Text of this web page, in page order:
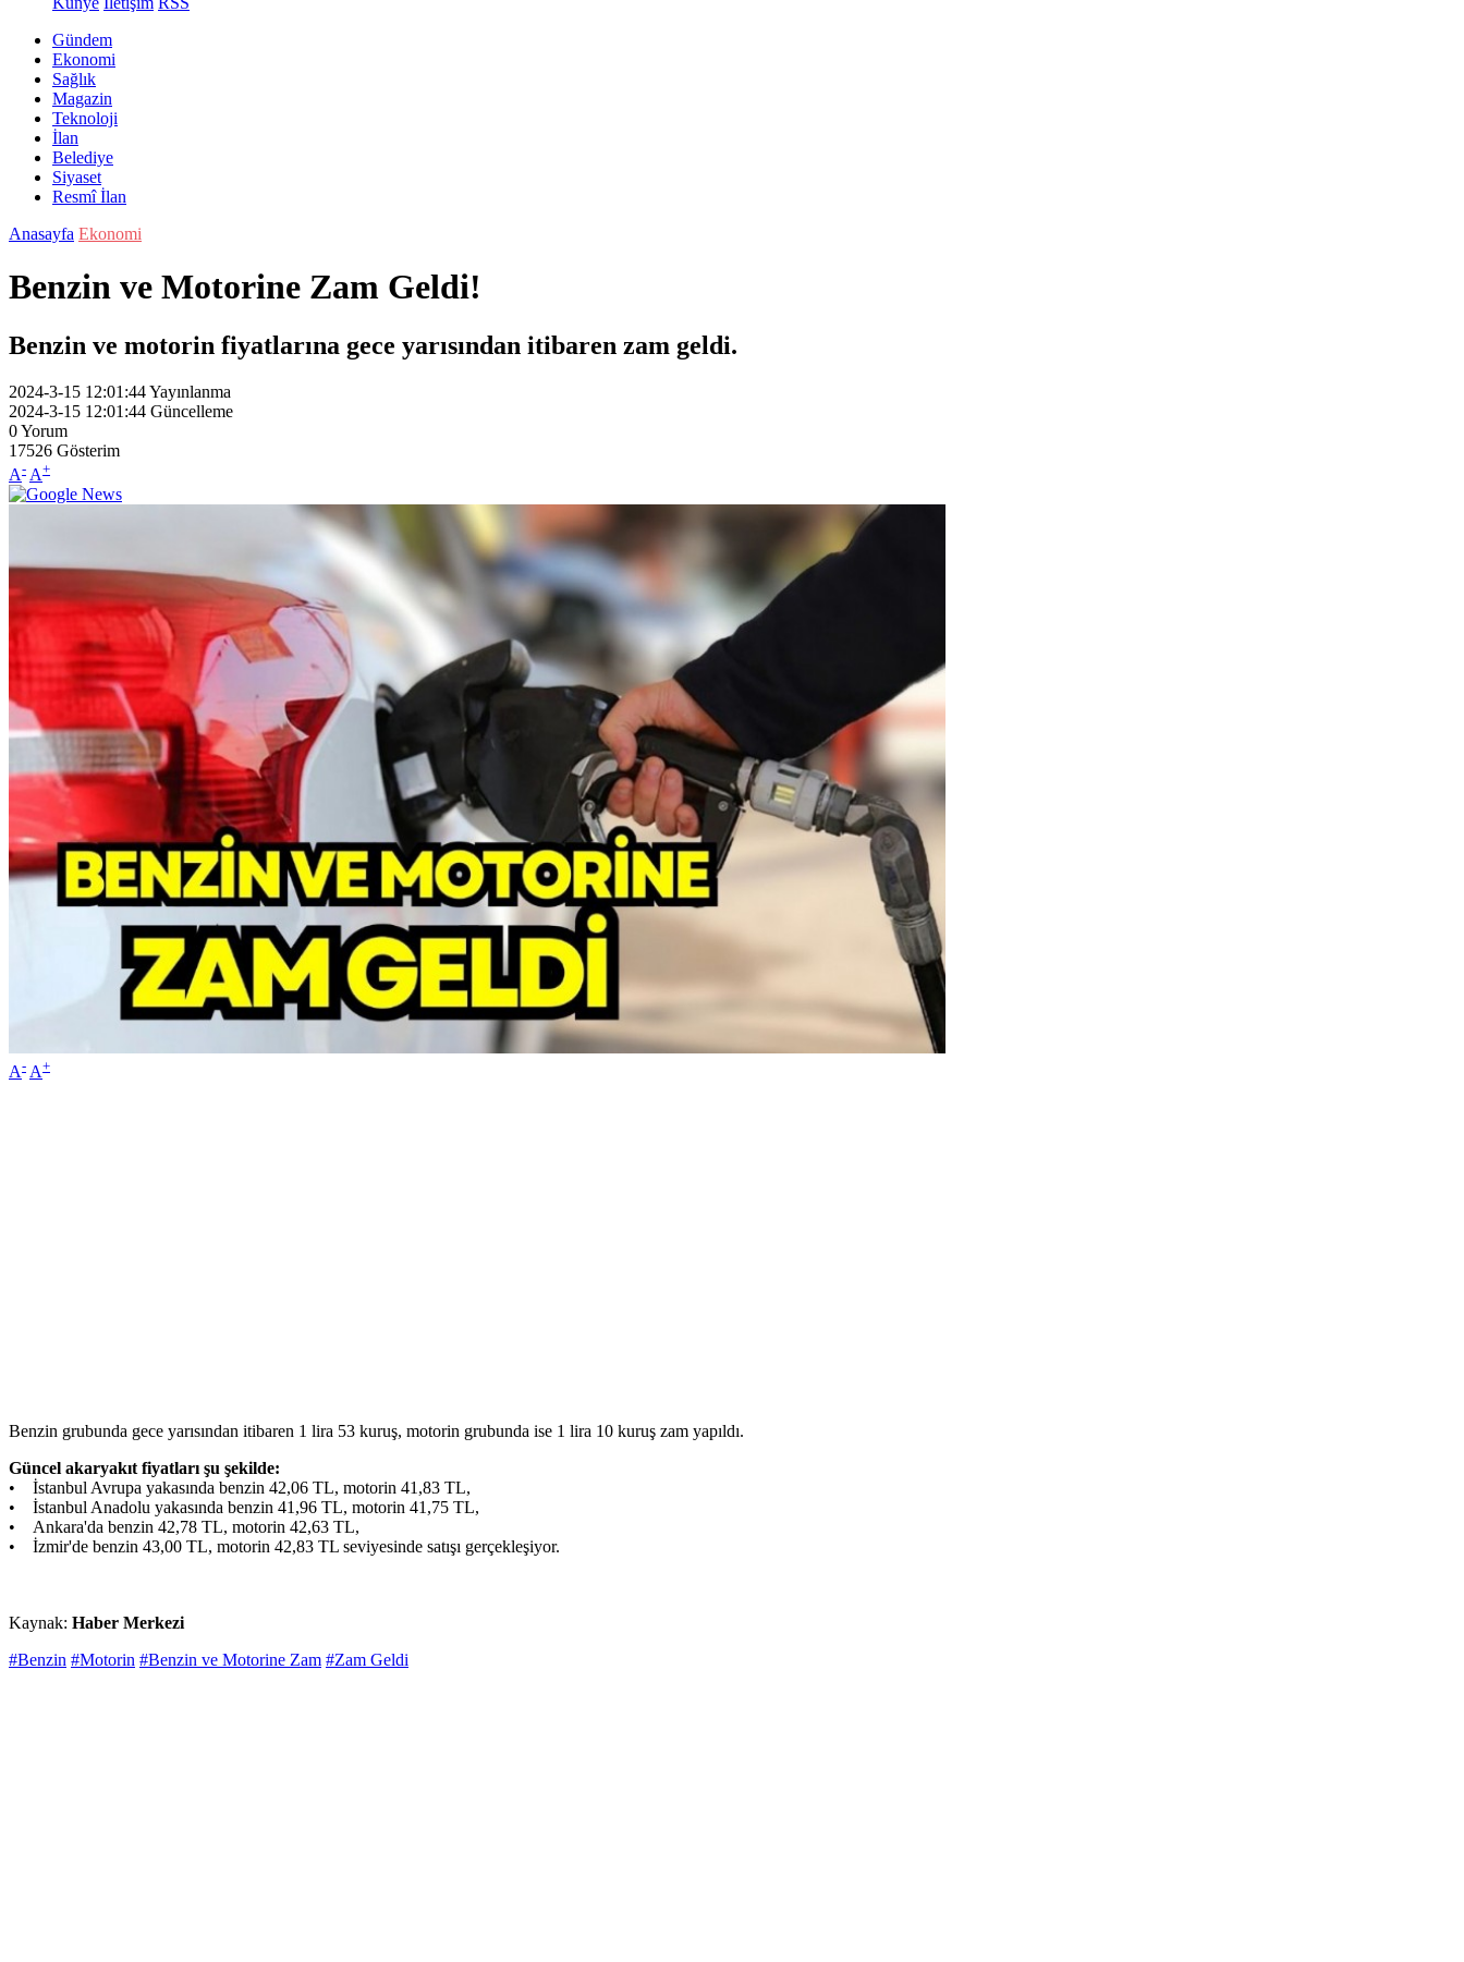
Gündem
Ekonomi
Sağlık
Magazin
Teknoloji
İlan
Belediye
Siyaset
Resmî İlan
Anasayfa Ekonomi
Benzin ve Motorine Zam Geldi!
Benzin ve motorin fiyatlarına gece yarısından itibaren zam geldi.
2024-3-15 12:01:44Yayınlanma
2024-3-15 12:01:44 Güncelleme
0Yorum
17526 Gösterim
A- A+
A- A+
Benzin grubunda gece yarısından itibaren 1 lira 53 kuruş, motorin grubunda ise 1 lira 10 kuruş zam yapıldı.
Güncel akaryakıt fiyatları şu şekilde:
• İstanbul Avrupa yakasında benzin 42,06 TL, motorin 41,83 TL,
• İstanbul Anadolu yakasında benzin 41,96 TL, motorin 41,75 TL,
• Ankara'da benzin 42,78 TL, motorin 42,63 TL,
• İzmir'de benzin 43,00 TL, motorin 42,83 TL seviyesinde satışı gerçekleşiyor.
Kaynak: Haber Merkezi
#Benzin #Motorin #Benzin ve Motorine Zam #Zam Geldi